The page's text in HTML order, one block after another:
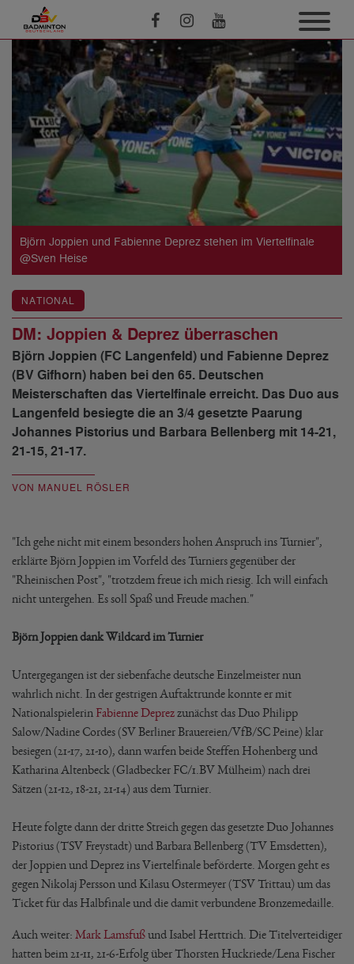
Björn Joppien und Fabienne Deprez stehen im Viertelfinale
@Sven Heise
NATIONAL
DM: Joppien & Deprez überraschen
Björn Joppien (FC Langenfeld) und Fabienne Deprez
(BV Gifhorn) haben bei den 65. Deutschen
Meisterschaften das Viertelfinale erreicht. Das Duo aus
Langenfeld besiegte die an 3/4 gesetzte Paarung
Johannes Pistorius und Barbara Bellenberg mit 14-21,
21-15, 21-17.
VON MANUEL RÖSLER
"Ich gehe nicht mit einem besonders hohen Anspruch ins Turnier",
erklärte Björn Joppien im Vorfeld des Turniers gegenüber der
"Rheinischen Post", "trotzdem freue ich mich riesig. Ich will einfach
nicht untergehen. Es soll Spaß und Freude machen."
Björn Joppien dank Wildcard im Turnier
Untergegangen ist der siebenfache deutsche Einzelmeister nun
wahrlich nicht. In der gestrigen Auftaktrunde konnte er mit
Nationalspielerin Fabienne Deprezzunächst das Duo Philipp
Salow/Nadine Cordes (SV Berliner Brauereien/VfB/SC Peine) klar
besiegen (21-17, 21-10), dann warfen beide Steffen Hohenberg und
Katharina Altenbeck (Gladbecker FC/1.BV Mülheim) nach drei
Sätzen (21-12, 18-21, 21-14) aus dem Turnier.
Heute folgte dann der dritte Streich gegen das gesetzte Duo Johannes
Pistorius (TSV Freystadt) und Barbara Bellenberg (TV Emsdetten),
der Joppien und Deprez ins Viertelfinale beförderte. Morgen geht es
gegen Nikolaj Persson und Kilasu Ostermeyer (TSV Trittau) um das
Ticket für das Halbfinale und die damit verbundene Bronzemedaille.
Auch weiter: Mark Lamsfußund Isabel Herttrich. Die Titelverteidiger
hatten beim 21-11, 21-6-Erfolg über Thorsten Huckriede/Lena Fischer